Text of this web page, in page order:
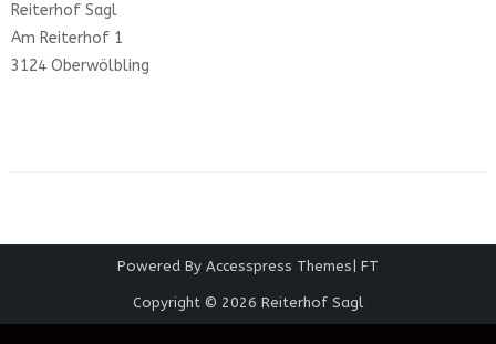
Reiterhof Sagl
Am Reiterhof 1
3124 Oberwölbling
Powered By Accesspress Themes FT
Copyright © 2026 Reiterhof Sagl